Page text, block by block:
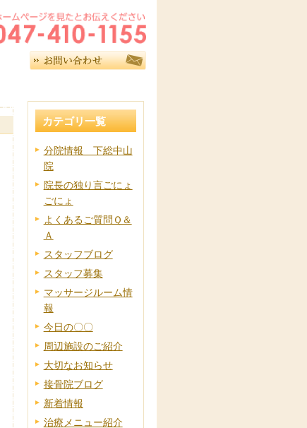
カテゴリ一覧
分院情報 下総中山
院
院長の独り言ごにょ
ごにょ
よくあるご質問Ｑ＆
Ａ
スタッフブログ
スタッフ募集
マッサージルーム情
報
今日の〇〇
周辺施設のご紹介
大切なお知らせ
接骨院ブログ
新着情報
治療メニュー紹介